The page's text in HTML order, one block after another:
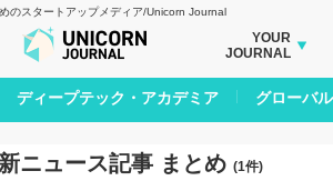
のスタートアップメディア/Unicorn Journal
YOUR
JOURNAL
JOURNAL
CREDITS JOURNAL
JOURNAL
ニュース記事 まとめ (1件)
ディープテック・アカデミア グローバル